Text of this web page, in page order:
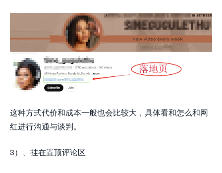
这种方式代价和成本一般也会比较大，具体看和怎么和网
红进行沟通与谈判。
3）、挂在置顶评论区